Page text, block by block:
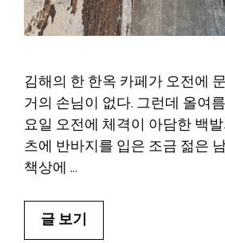
김해의 한 한옥 카페가 오전에
거의 손님이 없다. 그런데 올여
요일 오전에 체격이 아담한 백
츠에 반바지를 입은 조금 젊은
책상에 …
글 보기